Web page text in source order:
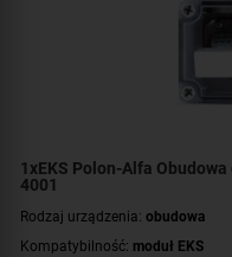
1xEKS Polon-Alfa
4001
Rodzaj urządzenia: obudowa
Kompatybilność: moduł EKS